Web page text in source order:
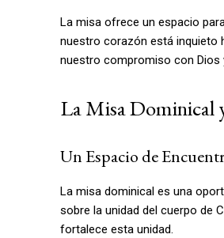
La misa ofrece un espacio
nuestro corazón está inquieto
nuestro compromiso con
La Misa Dominical
Un Espacio de
La misa dominical es una
sobre la unidad del cuerpo de
fortalece esta unidad.